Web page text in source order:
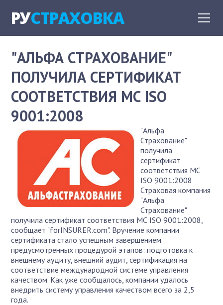
РУСТРАХОВКА
"АЛЬФА СТРАХОВАНИЕ"
ПОЛУЧИЛА СЕРТИФИКАТ
СООТВЕТСТВИЯ МС ISO
9001:2008
"Альфа
Страхование"
получила
сертификат
соответствия МС
ISO 9001:2008
Страховая компания
"Альфа
Страхование"
получила сертификат соответствия МС ISO 9001:2008,
сообщает "forINSURER.com". Вручение компании
сертификата стало успешным завершением
предусмотренных процедурой этапов: подготовка к
внешнему аудиту, внешний аудит, сертификация на
соответствие международной системе управления
качеством. Как уже сообщалось, компании удалось
внедрить систему управления качеством всего за 2,5
года.